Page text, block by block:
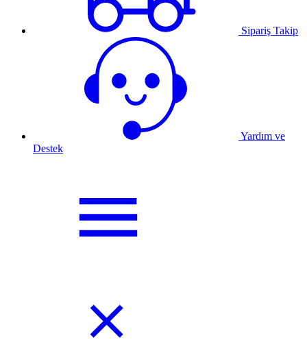
Sipariş Takip
Yardım ve
Destek